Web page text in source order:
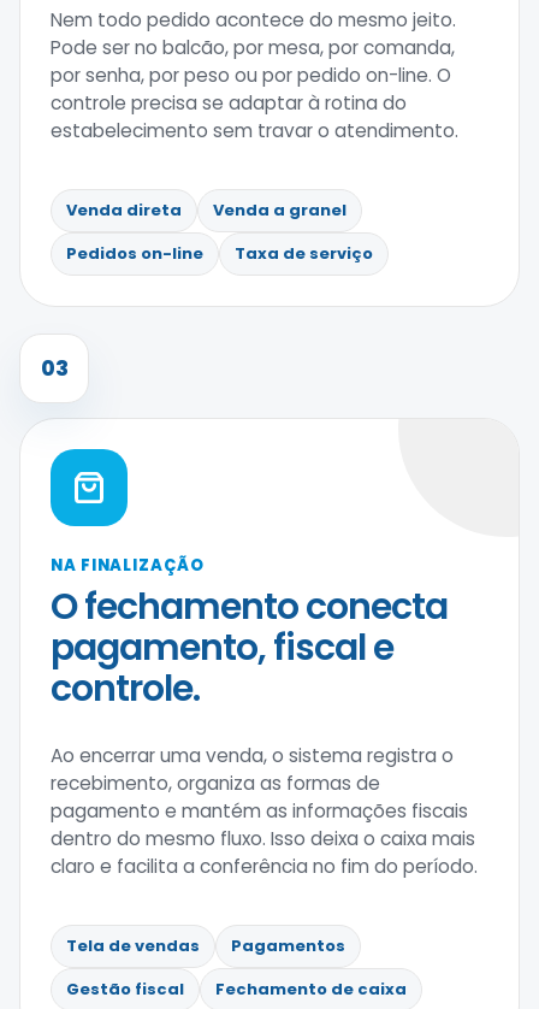
Nem todo pedido acontece do mesmo jeito.
Pode ser no balcão, por mesa, por comanda,
por senha, por peso ou por pedido on-line. O
controle precisa se adaptar à rotina do
estabelecimento sem travar o atendimento.
Venda direta
Venda a granel
Pedidos on-line
Taxa de serviço
03
NA FINALIZAÇÃO
O fechamento conecta
pagamento, fiscal e
controle.
Ao encerrar uma venda, o sistema registra o
recebimento, organiza as formas de
pagamento e mantém as informações fiscais
dentro do mesmo fluxo. Isso deixa o caixa mais
claro e facilita a conferência no fim do período.
Tela de vendas
Pagamentos
Gestão fiscal
Fechamento de caixa